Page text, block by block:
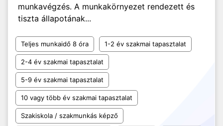
munkavégzés. A munkakörnyezet rendezett és
tiszta állapotának...
Teljes munkaidő 8 óra 1-2 év szakmai tapasztalat
2-4 év szakmai tapasztalat
5-9 év szakmai tapasztalat
10 vagy több év szakmai tapasztalat
Szakiskola / szakmunkás képző